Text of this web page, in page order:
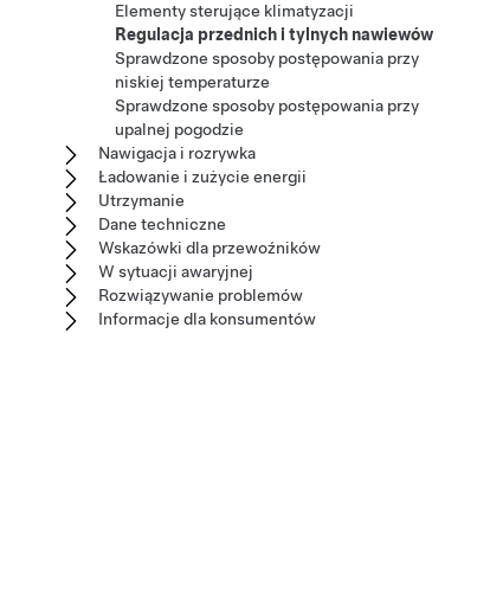
Elementy sterujące klimatyzacji
Regulacja przednich i tylnych nawiewów
Sprawdzone sposoby postępowania przy
niskiej temperaturze
Sprawdzone sposoby postępowania przy
upalnej pogodzie
Nawigacja i rozrywka
Ładowanie i zużycie energii
Utrzymanie
Dane techniczne
Wskazówki dla przewoźników
W sytuacji awaryjnej
Rozwiązywanie problemów
Informacje dla konsumentów